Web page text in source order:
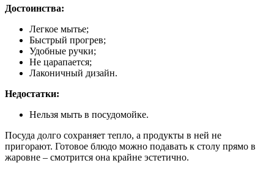
Достоинства:
Легкое мытье;
Быстрый прогрев;
Удобные ручки;
Не царапается;
Лаконичный дизайн.
Недостатки:
Нельзя мыть в посудомойке.
Посуда долго сохраняет тепло, а продукты в ней не
пригорают. Готовое блюдо можно подавать к столу прямо в
жаровне – смотрится она крайне эстетично.